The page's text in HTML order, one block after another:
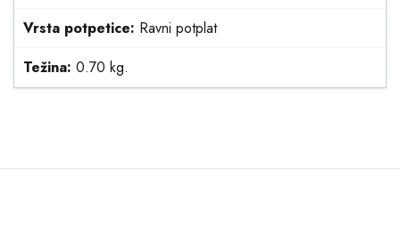
Vrsta potpetice: Ravni potplat
Težina: 0.70 kg.